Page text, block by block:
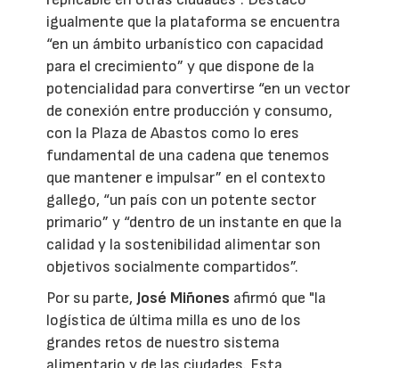
igualmente que la plataforma se encuentra
“en un ámbito urbanístico con capacidad
para el crecimiento” y que dispone de la
potencialidad para convertirse “en un vector
de conexión entre producción y consumo,
con la Plaza de Abastos como lo eres
fundamental de una cadena que tenemos
que mantener e impulsar” en el contexto
gallego, “un país con un potente sector
primario” y “dentro de un instante en que la
calidad y la sostenibilidad alimentar son
objetivos socialmente compartidos”.
Por su parte,José Miñones afirmó que "la
logística de última milla es uno de los
grandes retos de nuestro sistema